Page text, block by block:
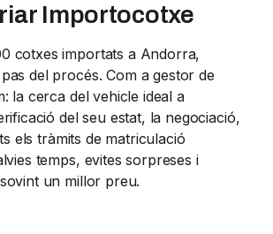
Importocotxe
cotxes importats a Andorra,
del procés. Com a gestor de
la cerca del vehicle ideal a
del seu estat, la negociació,
els tràmits de matriculació
temps, evites sorpreses i
un millor preu.